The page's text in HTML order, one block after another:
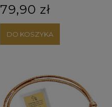
79,90 zł
DO KOSZYKA